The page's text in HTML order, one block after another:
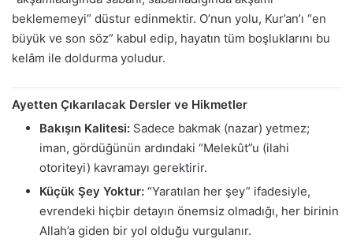
beklememeyi” düstur edinmektir. O’nun yolu, Kur’an’ı “en
büyük ve son söz” kabul edip, hayatın tüm boşluklarını bu
kelâm ile doldurma yoludur.
Ayetten Çıkarılacak Dersler ve Hikmetler
Bakışın Kalitesi: Sadece bakmak (nazar) yetmez;
iman, gördüğünün ardındaki “Melekût”u (ilahi
otoriteyi) kavramayı gerektirir.
Küçük Şey Yoktur: “Yaratılan her şey” ifadesiyle,
evrendeki hiçbir detayın önemsiz olmadığı, her birinin
Allah’a giden bir yol olduğu vurgulanır.